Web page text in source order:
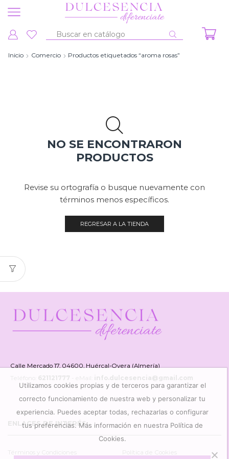
Entrada
búsqueda
Inicio Comercio Productos etiquetados “aroma rosas”
NO SE ENCONTRARON
PRODUCTOS
Revise su ortografía o busque nuevamente con
términos menos específicos.
REGRESAR A LA TIENDA
Calle Mercado 17, 04600, Huércal-Overa (Almería)
Teléfono: 621121777 info.dulcesencia@gmail.com
ENLACES DE INTERÉS
Términos y Condiciones Política de Cookies
Utilizamos cookies propias y de terceros para garantizar el
correcto funcionamiento de nuestra web y personalizar tu
experiencia. Puedes aceptar todas, rechazarlas o configurar
tus preferencias. Más información en nuestra Política de
Cookies.